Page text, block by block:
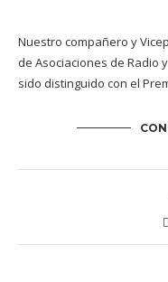
Nuestro compañero y
de Asociaciones de Radio
sido distinguido con el